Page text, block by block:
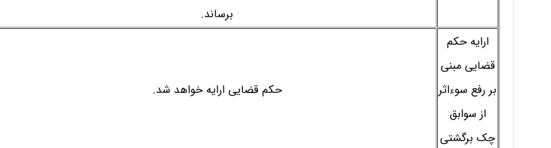
برساند.
ارایه حکم
قضایی مبنی
بر رفع سوءاثر
از سوابق
چک برگشتی
حکم قضایی ارایه خواهد شد.